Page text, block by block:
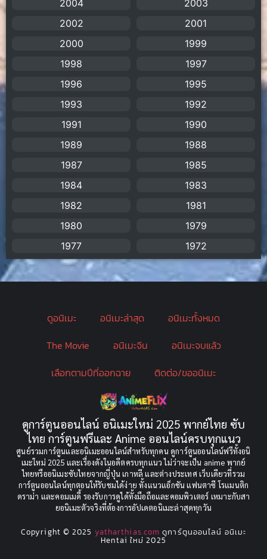
Blood(1)
boys love
Censored (เซ็นเซอร์) (19)
CG Animation (2)
Childhood(1)
Comedy (ตลก)(349)
Comedy ตลก(85)
Comic Book การ์ตูน(1)
Coming of Age(2)
Coming of Age ก้าวพ้นวัย(7)
2004
2003
2002
2001
2000
1999
1998
1997
1996
1995
1993
1992
1991
1990
1989
1988
1987
1985
1984
1983
1982
1981
1980
1979
1977
1972
ดูอนิเมะ อนิเมะล่าสุด
อนิเมะทั้งหมด
The Movie
อนิเมะจีน
อนิเมะจบแล้ว
เลือกตามปีที่ออกฉาย
ติดต่อ/ขออนิเมะ
ดูการ์ตูนออนไลน์ อนิเมะใหม่ 2025 พากย์ไทย ซับ
ไทย การ์ตูนฟรีและ Anime ออนไลน์ครบทุกแนว
ศูนย์รวมการ์ตูนและอนิเมะออนไลน์สำหรับทุกคน ดูการ์ตูนออนไลน์ฟรีทั้งอนิ
เมะใหม่ 2025 และเรื่องดังในอดีตครบทุกแนว ไม่ว่าจะเป็น anime พากย์
ไทยหรืออนิเมะซับไทยจากญี่ปุ่น เกาหลี และต่างประเทศ เว็บเดียวที่รวม
การ์ตูนออนไลน์ทุกตอนให้รับชมได้ง่าย ทั้งแนวแอ็กชัน แฟนตาซี โรแมนติก
ดราม่า และคอมเมดี้ รองรับการดูได้ทั้งมือถือและคอมพิวเตอร์ เหมาะกับสา
ยอนิเมะตัวจริงที่ต้องการอัปเดตอนิเมะล่าสุดทุกวัน
Copyright © 2025 yatharthias.com ดูการ์ตูนออนไลน์ อนิเมะ
Hentai ใหม่ 2025